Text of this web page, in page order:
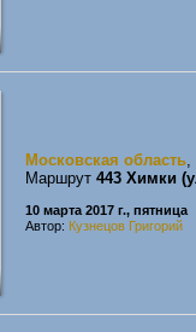
Московская область,
Маршрут 443 Химки
10 марта 2017 г., пятница
Автор: Кузнецов Григорий